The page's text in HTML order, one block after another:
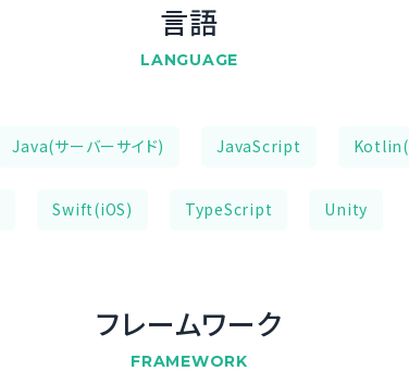
言語
LANGUAGE
Java(サーバーサイド) JavaScript
Swift(iOS) TypeScript Unity
フレームワーク
FRAMEWORK